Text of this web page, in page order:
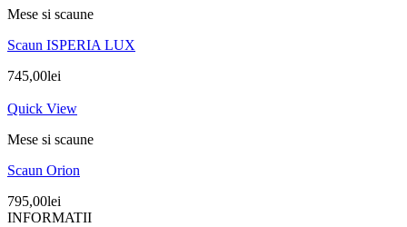
Mese si scaune
Scaun ISPERIA LUX
745,00lei
Quick View
Mese si scaune
Scaun Orion
795,00lei
INFORMATII